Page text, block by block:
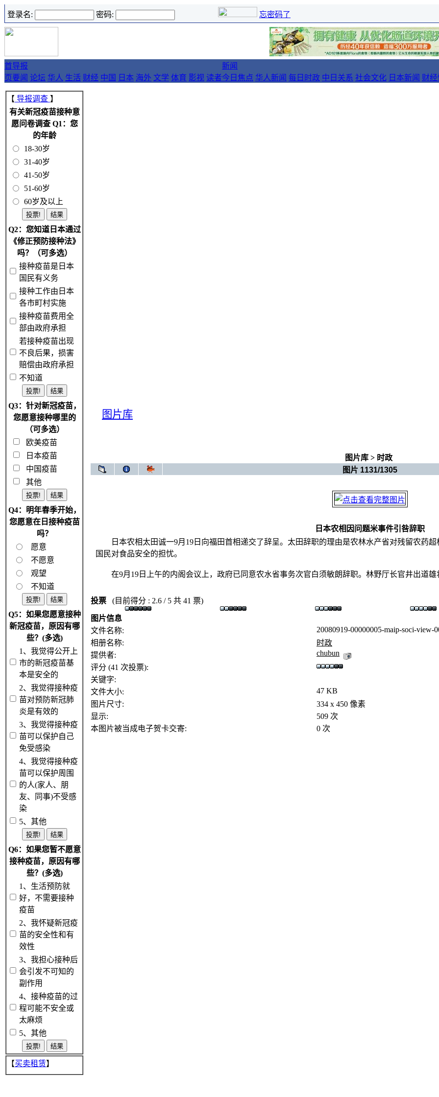
登录名: 密码: 忘密码了
首
页
导报
要闻 论坛 华人 生活 财经 中国 日本 海外 文学 体育 影视 读者
新闻
今日焦点 华人新闻 每日时政 中日关系 社会文化 日本新闻 财
【 导报调查 】
有关新冠疫苗接种意
愿问卷调查 Q1：您
的年龄
18-30岁
31-40岁
41-50岁
51-60岁
60岁及以上
Q2：您知道日本通过
《修正预防接种法》
吗？（可多选）
接种疫苗是日本
国民有义务
接种工作由日本
各市町村实施
接种疫苗费用全
部由政府承担
若接种疫苗出现
不良后果，损害
赔偿由政府承担
不知道
Q3：针对新冠疫苗，
您愿意接种哪里的
（可多选）
欧美疫苗
日本疫苗
中国疫苗
其他
Q4：明年春季开始，
您愿意在日接种疫苗
吗？
愿意
不愿意
观望
不知道
Q5：如果您愿意接种
新冠疫苗，原因有哪
些？(多选)
1、我觉得公开上
市的新冠疫苗基
本是安全的
2、我觉得接种疫
苗对预防新冠肺
炎是有效的
3、我觉得接种疫
苗可以保护自己
免受感染
4、我觉得接种疫
苗可以保护周围
的人(家人、朋
友、同事)不受感
染
5、其他
Q6：如果您暂不愿意
接种疫苗，原因有哪
些？(多选)
1、生活预防就
好，不需要接种
疫苗
2、我怀疑新冠疫
苗的安全性和有
效性
3、我担心接种后
会引发不可知的
副作用
4、接种疫苗的过
程可能不安全或
太麻烦
5、其他
【买卖租赁】
图片库
图片库 > 时政
图片 1131/1305
日本农相因问题米事件引咎辞职
日本农相太田诚一9月19日向福田首相递交了辞呈。太田辞职的理由是农林水产省对残留农药超
国民对食品安全的担忧。
在9月19日上午的内阁会议上，政府已同意农水省事务次官白须敏朗辞职。林野厅长官井出道雄
投票 (目前得分 : 2.6 / 5 共 41 票)
图片信息
文件名称:
20080919-00000005-maip-soci-view-
相册名称:
时政
提供者:
chubun
评分 (41 次投票):
关键字:
文件大小:
47 KB
图片尺寸:
334 x 450 像素
显示:
509 次
本图片被当成电子贺卡交寄:
0 次